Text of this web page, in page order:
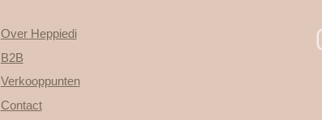
Over Heppiedi
B2B
Verkooppunten
Contact